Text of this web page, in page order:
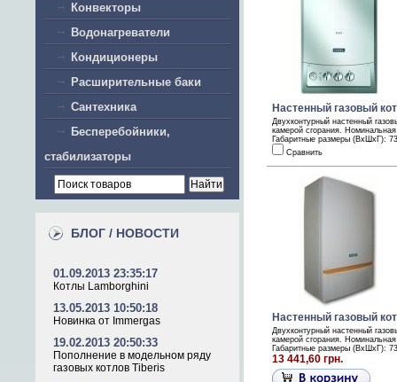
Конвекторы
Водонагреватели
Кондиционеры
Расширительные баки
Сантехника
Бесперебойники,
стабилизаторы
БЛОГ / НОВОСТИ
01.09.2013 23:35:17
Котлы Lamborghini
13.05.2013 10:50:18
Новинка от Immergas
19.02.2013 20:50:33
Пополнение в модельном ряду
газовых котлов Tiberis
Настенный газовый
Двухконтурный настенный
камерой сгорания.
Габаритные размеры (ВхШхГ):
Сравнить
Настенный газовый
Двухконтурный настенный
камерой сгорания.
Габаритные размеры (ВхШхГ):
13 441,60 грн.